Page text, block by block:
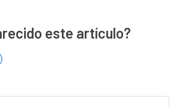
este artículo?